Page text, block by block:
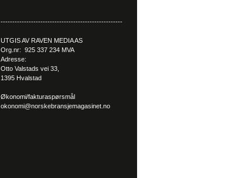
----------------------------------------------------
UTGIS AV RAVEN MEDIA AS
Org.nr: 925 337 234 MVA
Adresse:
Otto Valstads vei 33,
1395 Hvalstad
Økonomi/fakturaspørsmål
okonomi@norskebransjemagasinet.no